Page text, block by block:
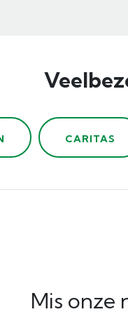
CARITAS
Mis onze